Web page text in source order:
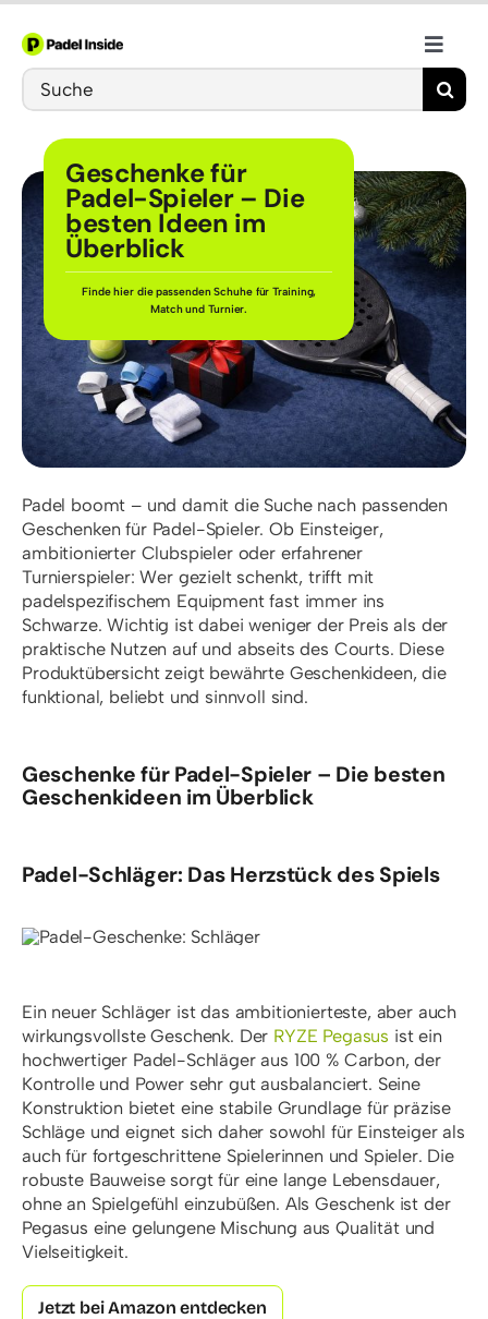
content
Toggle
Schläger
Bälle
Schuhe
Training
Search
for:
Geschenke für
Padel-Spieler – Die
besten Ideen im
Überblick
Finde hier die passenden Schuhe für Training,
Match und Turnier.
Padel boomt – und damit die Suche nach passenden
Geschenken für Padel-Spieler. Ob Einsteiger,
ambitionierter Clubspieler oder erfahrener
Turnierspieler: Wer gezielt schenkt, trifft mit
padelspezifischem Equipment fast immer ins
Schwarze. Wichtig ist dabei weniger der Preis als der
praktische Nutzen auf und abseits des Courts. Diese
Produktübersicht zeigt bewährte Geschenkideen, die
funktional, beliebt und sinnvoll sind.
Geschenke für Padel-Spieler – Die besten
Geschenkideen im Überblick
Padel-Schläger: Das Herzstück des Spiels
Ein neuer Schläger ist das ambitionierteste, aber auch
wirkungsvollste Geschenk. Der RYZE Pegasus ist ein
hochwertiger Padel-Schläger aus 100 % Carbon, der
Kontrolle und Power sehr gut ausbalanciert. Seine
Konstruktion bietet eine stabile Grundlage für präzise
Schläge und eignet sich daher sowohl für Einsteiger als
auch für fortgeschrittene Spielerinnen und Spieler. Die
robuste Bauweise sorgt für eine lange Lebensdauer,
ohne an Spielgefühl einzubüßen. Als Geschenk ist der
Pegasus eine gelungene Mischung aus Qualität und
Vielseitigkeit.
Jetzt bei Amazon entdecken